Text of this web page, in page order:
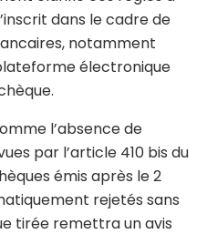
dans le cadre de
notamment
électronique
l’absence de
par l’article 410 bis du
émis après le 2
rejetés sans
tirée remettra un avis